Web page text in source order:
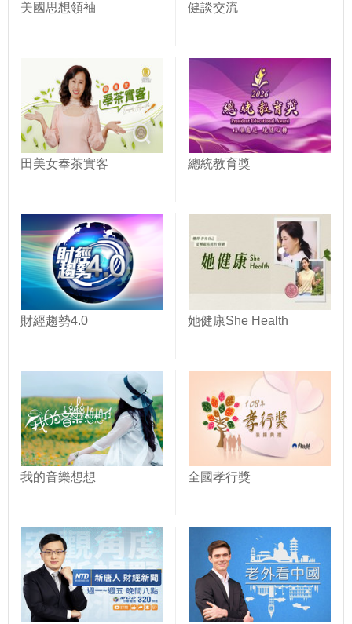
美國思想領袖 健談交流
田美女奉茶實客 總統教育獎
財經趨勢4.0 她健康She Health
我的音樂想想 全國孝行獎